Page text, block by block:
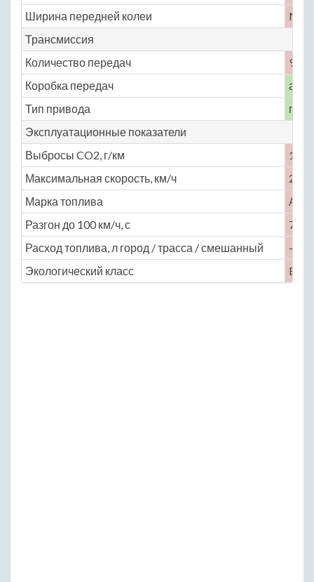
Ширина передней колеи
No
Трансмиссия
Количество передач
9
Коробка передач
Тип привода
Эксплуатационные показатели
Выбросы CO2, г/км
159
Максимальная скорость, км/ч
222
Марка топлива
АИ-
Разгон до 100 км/ч, с
7.3
Расход топлива, л город / трасса / смешанный
— /
Экологический класс
Euro